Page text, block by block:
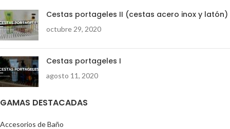
Cestas portageles II (cestas acero inox y latón)
octubre 29, 2020
Cestas portageles I
agosto 11, 2020
GAMAS DESTACADAS
Accesorios de Baño